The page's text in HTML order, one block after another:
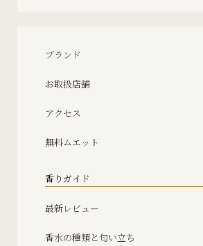
ブランド
お取扱店舗
アクセス
無料ムエット
香りガイド
最新レビュー
香水の種類と匂い立ち